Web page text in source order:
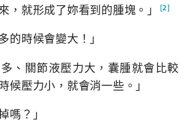
，就形成了妳看到的腫塊。」
[2]
的時候會變大！」
多、關節液壓力大，囊腫就會比較
候壓力小，就會消一些。」
嗎？」